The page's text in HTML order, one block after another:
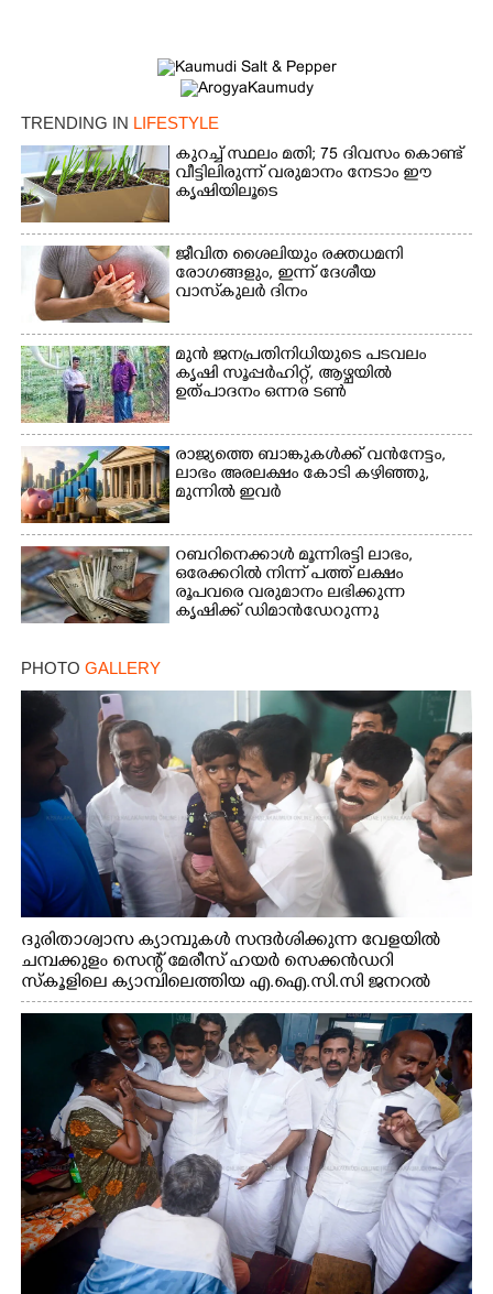
TRENDING IN LIFESTYLE
കുറച്ച് സ്ഥലം മതി; 75 ദിവസം കൊണ്ട്
വീട്ടിലിരുന്ന് വരുമാനം നേടാം ഈ
കൃഷിയിലൂടെ
ജീവിത ശൈലിയും രക്തധമനി
രോഗങ്ങളും, ഇന്ന് ദേശീയ
വാസ്‌കുലര്‍ ദിനം
മുൻ ജനപ്രതിനിധിയുടെ പടവലം
കൃഷി സൂപ്പർഹിറ്റ്,​ ആഴ്ചയിൽ
ഉത്പാദനം ഒന്നര ടൺ
രാജ്യത്തെ ബാങ്കുകൾക്ക് വൻനേട്ടം,​
ലാഭം അരലക്ഷം കോടി കഴിഞ്ഞു,​
മുന്നിൽ ഇവർ
റബറിനെക്കാൾ മൂന്നിരട്ടി ലാഭം,​
ഒരേക്കറിൽ നിന്ന് പത്ത് ലക്ഷം
രൂപവരെ വരുമാനം ലഭിക്കുന്ന
കൃഷിക്ക് ഡിമാൻഡേറുന്നു
PHOTO GALLERY
ദുരിതാശ്വാസ ക്യാമ്പുകൾ സന്ദർശിക്കുന്ന വേളയിൽ
ചമ്പക്കുളം സെന്റ് മേരീസ് ഹയർ സെക്കൻഡറി
സ്കൂളിലെ ക്യാമ്പിലെത്തിയ എ.ഐ.സി.സി ജനറൽ
സെക്രട്ടറി കെ.സി വേണുഗോപാൽ എം.പി കുരുന്നിനെ
എടുത്ത് ലാളിച്ചപ്പോൾ. സഹകരണ-എക്സൈസ്
വകുപ്പ് മന്ത്രി എം. ലിജു, കൃഷിവകുപ്പ് മന്ത്രി ടി. സിദ്ദിഖ്,
റെജി ചെറിയാൻ എം. എൽ. എ എന്നിവർ സമീപം